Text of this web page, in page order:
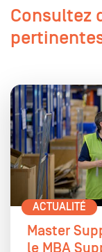
Consultez
ACTUALITÉ
Master
le MBA